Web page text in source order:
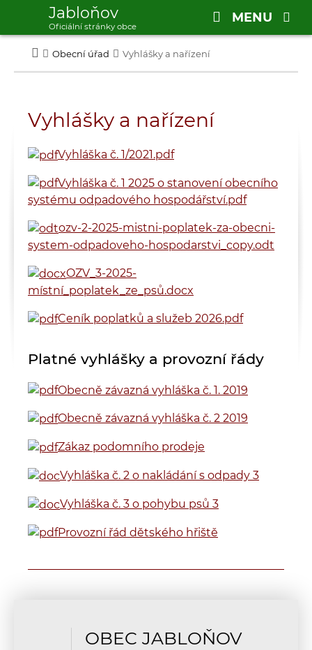
Obecní úřad Vyhlášky a nařízení
Vyhlášky a nařízení
Vyhláška č. 1/2021.pdf
Vyhláška č. 1 2025 o stanovení obecního
systému odpadového hospodářství.pdf
ozv-2-2025-mistni-poplatek-za-obecni-
system-odpadoveho-hospodarstvi_copy.odt
OZV_3-2025-
místní_poplatek_ze_psů.docx
Ceník poplatků a služeb 2026.pdf
Platné vyhlášky a provozní řády
Obecně závazná vyhláška č. 1. 2019
Obecně závazná vyhláška č. 2 2019
Zákaz podomního prodeje
Vyhláška č. 2 o nakládání s odpady 3
Vyhláška č. 3 o pohybu psů 3
Provozní řád dětského hřiště
OBEC JABLOŇOV
Jabloňov
Oficiální stránky obce
MENU